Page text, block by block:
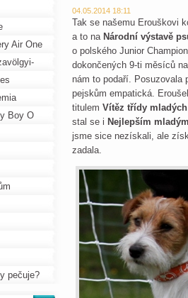
04.05.2014 18:11
Tak se našemu Erouškovi
a to na Národní výstavě
o polského Junior
dokončených 9-ti měsíců
nám to podaří. Posuzovala
pejskům empatická.
titulem Vítěz třídy mladých
stal se i Nejlepším
jsme sice nezískali, ale
zadala.
Air One
Boy O
pečuje?